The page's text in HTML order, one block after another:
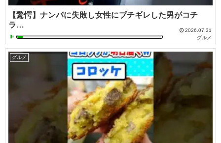
【驚愕】ナンパに失敗し女性にブチギレした男がコチ
ラ…
2026.07.31
グルメ
グルメ